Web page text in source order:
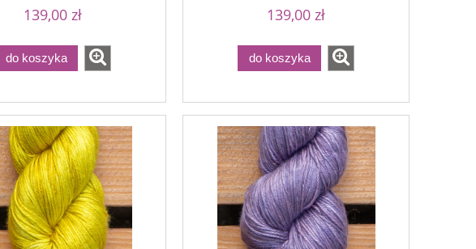
139,00 zł
do koszyka
139,00 zł
do koszyka